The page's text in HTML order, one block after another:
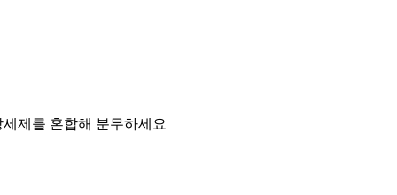
제를 혼합해 분무하세요